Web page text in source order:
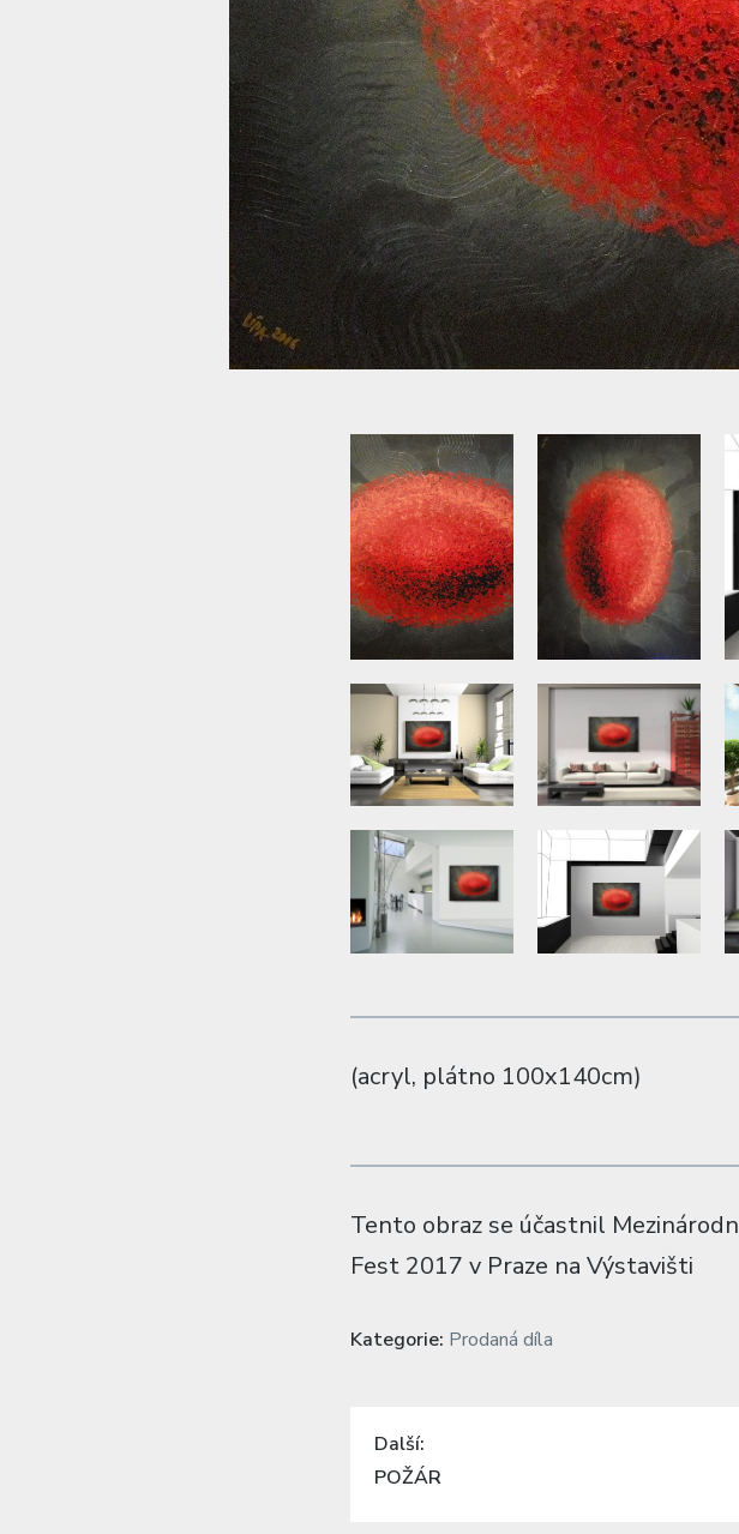
(acryl, plátno 100x140cm)
Tento obraz se účastnil
Fest 2017 v Praze na Výstavišti
Kategorie: Prodaná díla
Navigace
pro
Další:
Previous
POŽÁR